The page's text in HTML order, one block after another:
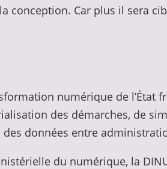
Car plus il sera
numérique de l’État
des démarches, de
données entre
du numérique, la